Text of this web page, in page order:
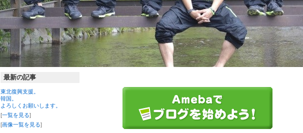
最新の記事
東北復興支援。
韓国。
よろしくお願いします。
[一覧を見る]
[画像一覧を見る]